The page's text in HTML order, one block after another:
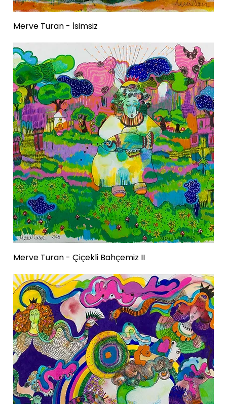
Merve Turan - İsimsiz
Merve Turan - Çiçekli Bahçemiz II